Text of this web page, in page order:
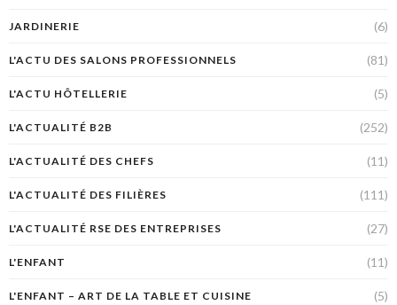
JARDINERIE (6)
L'ACTU DES SALONS PROFESSIONNELS (81)
L'ACTU HÔTELLERIE (5)
L'ACTUALITÉ B2B (252)
L'ACTUALITÉ DES CHEFS (11)
L'ACTUALITÉ DES FILIÈRES (111)
L'ACTUALITÉ RSE DES ENTREPRISES (27)
L'ENFANT (11)
L'ENFANT – ART DE LA TABLE ET CUISINE (5)